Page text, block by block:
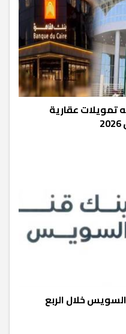
مليار جنيه تمويلات عقارية
السويس خلال الربع